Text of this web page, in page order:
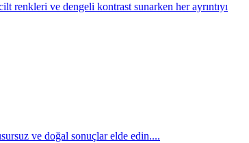
renkleri ve dengeli kontrast sunarken her ayrıntıyı
ve doğal sonuçlar elde edin....